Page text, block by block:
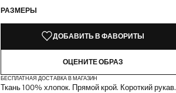
РАЗМЕРЫ
ДОБАВИТЬ В ФАВОРИТЫ
ОЦЕНИТЕ ОБРАЗ
БЕСПЛАТНАЯ ДОСТАВКА В МАГАЗИН
Ткань 100% хлопок. Прямой крой. Короткий рукав.